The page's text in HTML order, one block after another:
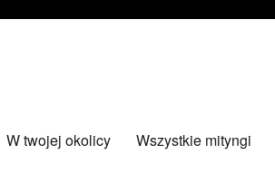
W twojej okolicy Wszystkie mityngi